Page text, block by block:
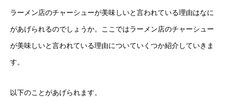
ラーメン店のチャーシューが美味しいと言われている理由はなに
があげられるのでしょうか。ここではラーメン店のチャーシュー
が美味しいと言われている理由についていくつか紹介していきま
す。
以下のことがあげられます。